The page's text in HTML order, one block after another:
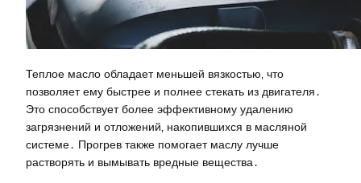
Теплое масло обладает меньшей вязкостью‚ что
позволяет ему быстрее и полнее стекать из двигателя․
Это способствует более эффективному удалению
загрязнений и отложений‚ накопившихся в масляной
системе․ Прогрев также помогает маслу лучше
растворять и вымывать вредные вещества․